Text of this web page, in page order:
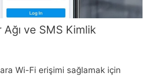
ve SMS Kimlik
Wi-Fi erişimi sağlamak için